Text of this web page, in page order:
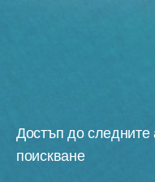
Достъп до следните
поискване